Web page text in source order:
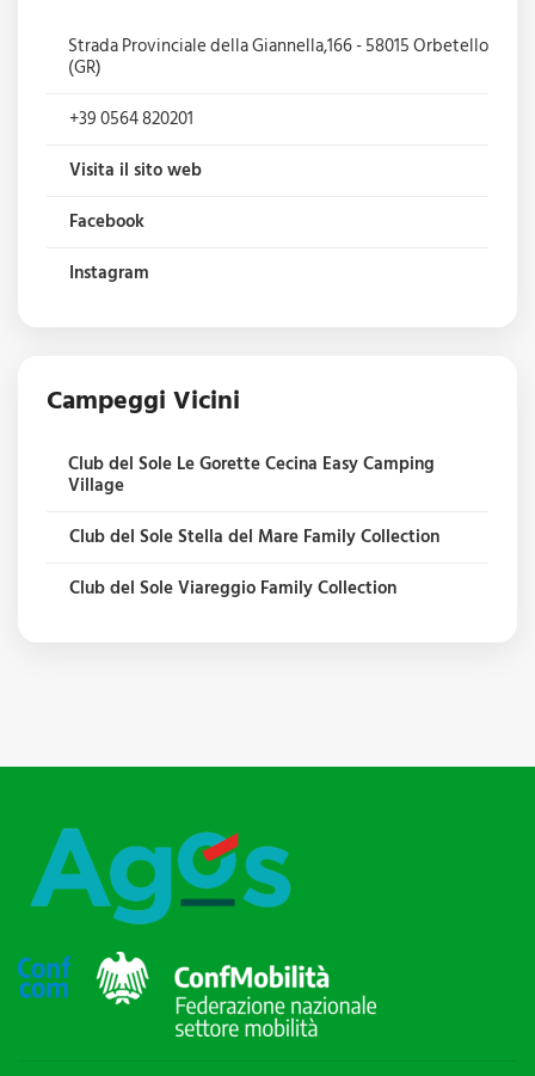
Strada Provinciale della Giannella,166 - 58015 Orbetello
(GR)
+39 0564 820201
Visita il sito web
Facebook
Instagram
Campeggi Vicini
Club del Sole Le Gorette Cecina Easy Camping
Village
Club del Sole Stella del Mare Family Collection
Club del Sole Viareggio Family Collection